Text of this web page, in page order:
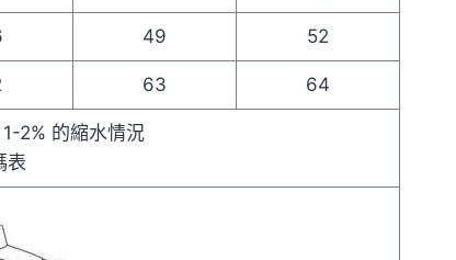
49 52
63 64
2% 的縮水情況
表